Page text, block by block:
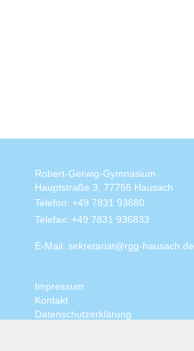
Robert-Gerwig-Gymnasium
Hauptstraße 3, 77756 Hausach
Telefon: +49 7831 93680
Telefax: +49 7831 936833
E-Mail: sekretariat@rgg-hausach.de
Impressum
Kontakt
Datenschutzerklärung